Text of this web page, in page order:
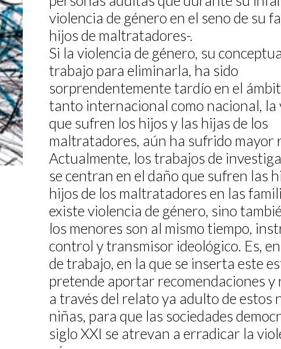
violencia de género en el seno de su
hijos de maltratadores-.
Si la violencia de género, su
trabajo para eliminarla, ha sido
sorprendentemente tardío en el
tanto internacional como nacional, la
que sufren los hijos y las hijas de los
maltratadores, aún ha sufrido mayor
Actualmente, los trabajos de
se centran en el daño que sufren las
hijos de los maltratadores en las
existe violencia de género, sino
los menores son al mismo tiempo,
control y transmisor ideológico. Es,
de trabajo, en la que se inserta este
pretende aportar recomendaciones y
a través del relato ya adulto de estos
niñas, para que las sociedades
siglo XXI se atrevan a erradicar la